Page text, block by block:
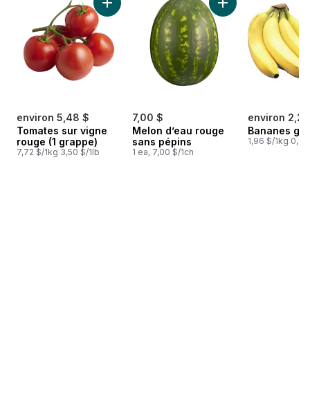
environ 5,48 $
Tomates sur vigne
rouge (1 grappe)
7,72 $/1kg 3,50 $/1lb
Ajouter Tomates sur vigne rouge (1 grappe)
7,00 $
Melon d’eau rouge
sans pépins
1 ea, 7,00 $/1ch
Ajouter Melon
environ
Bananes
1,96 $/1kg